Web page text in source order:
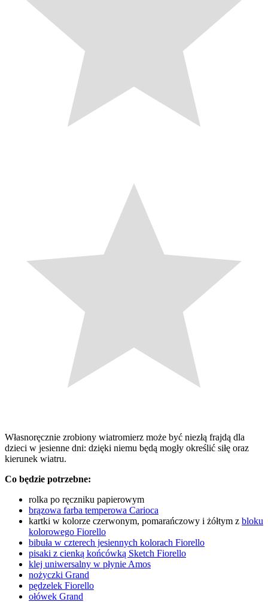
Własnoręcznie zrobiony wiatromierz może być niezłą frajdą dla
dzieci w jesienne dni: dzięki niemu będą mogły określić siłę oraz
kierunek wiatru.
Co będzie potrzebne:
rolka po ręczniku papierowym
brązowa farba temperowa Carioca
kartki w kolorze czerwonym, pomarańczowy i żółtym z bloku
kolorowego Fiorello
bibuła w czterech jesiennych kolorach Fiorello
pisaki z cienką końcówką Sketch Fiorello
klej uniwersalny w płynie Amos
nożyczki Grand
pędzelek Fiorello
ołówek Grand